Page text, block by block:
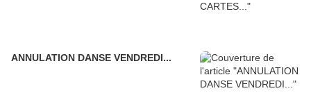
ANNULATION DANSE VENDREDI...